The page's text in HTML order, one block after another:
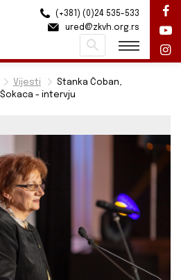
Vijesti
Stanka Čoban,
- intervju
(+381) (0)24 535-533
ured@zkvh.org.rs
Pretraži